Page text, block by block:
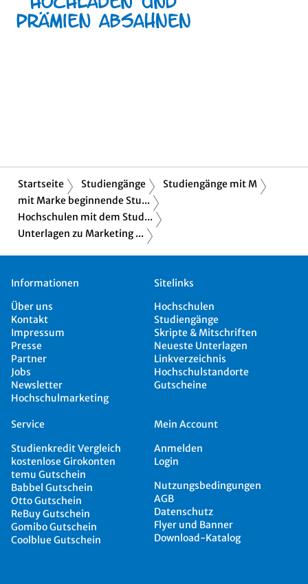
Startseite Studiengänge
Studiengänge mit M
mit Marke beginnende Stu...
Hochschulen mit dem Stud...
Unterlagen zu Marketing ...
Informationen
Über uns
Kontakt
Impressum
Presse
Partner
Jobs
Newsletter
Hochschulmarketing
Sitelinks
Hochschulen
Studiengänge
Skripte & Mitschriften
Neueste Unterlagen
Linkverzeichnis
Hochschulstandorte
Gutscheine
Service
Studienkredit Vergleich
kostenlose Girokonten
temu Gutschein
Babbel Gutschein
Otto Gutschein
ReBuy Gutschein
Gomibo Gutschein
Coolblue Gutschein
Mein Account
Anmelden
Login
Nutzungsbedingungen
AGB
Datenschutz
Flyer und Banner
Download-Katalog